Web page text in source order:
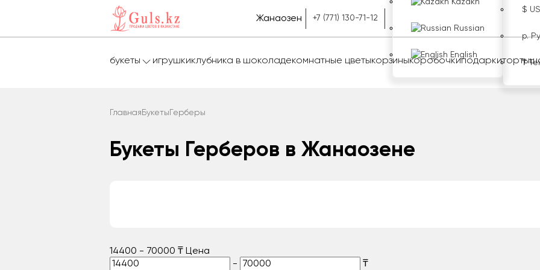
Жанаозен +7 (771) 130-71-12
Kazakh
Russian
English
$
р.
₸
букеты игрушкиклубника в шоколадекомнатные цветыкорзиныкоробочкиподаркиторты
Главная Букеты Герберы
Букеты Герберов в Жанаозене
14400 - 70000 ₸ Цена
-
₸